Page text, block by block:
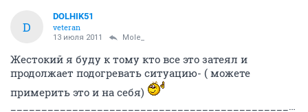
D
DOLHIK51
veteran
13 июля 2011 Mole_
Жестокий я буду к тому кто все это затеял и
продолжает подогревать ситуацию- ( можете
примерить это и на себя)